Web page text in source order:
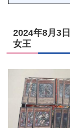
2024年8月3
女王